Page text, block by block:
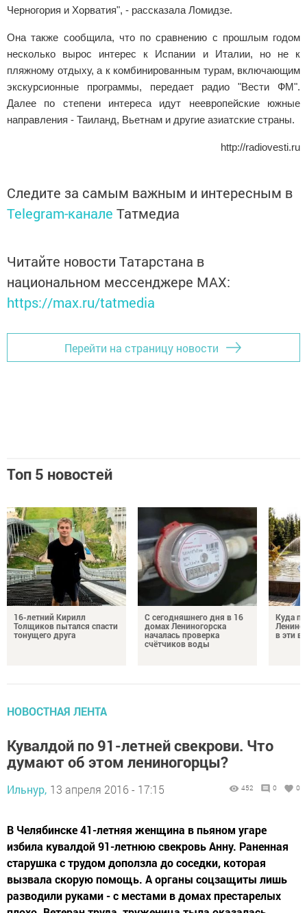
Черногория и Хорватия", - рассказала Ломидзе.
Она также сообщила, что по сравнению с прошлым годом
несколько вырос интерес к Испании и Италии, но не к
пляжному отдыху, а к комбинированным турам, включающим
экскурсионные программы, передает радио "Вести ФМ".
Далее по степени интереса идут неевропейские южные
направления - Таиланд, Вьетнам и другие азиатские страны.
http://radiovesti.ru
Следите за самым важным и интересным в
Telegram-канале Татмедиа
Читайте новости Татарстана в
национальном мессенджере MАХ:
https://max.ru/tatmedia
Перейти на страницу новости
Топ 5 новостей
16-летний Кирилл
Толщиков пытался спасти
тонущего друга
С сегодняшнего дня в 16
домах Лениногорска
началась проверка
счётчиков воды
Куда
в эти
НОВОСТНАЯ ЛЕНТА
Кувалдой по 91-летней свекрови. Что
думают об этом лениногорцы?
Ильнур, 13 апреля 2016 - 17:15 452 0 0
В Челябинске 41-летняя женщина в пьяном угаре
избила кувалдой 91-летнюю свекровь Анну. Раненная
старушка с трудом доползла до соседки, которая
вызвала скорую помощь. А органы соцзащиты лишь
разводили руками - с местами в домах престарелых